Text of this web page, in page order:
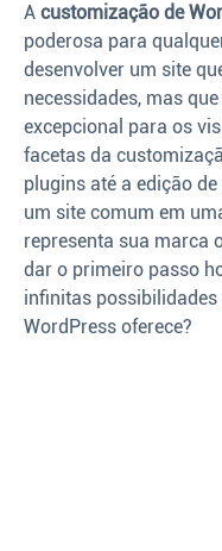
A customização de
poderosa para
desenvolver um site
necessidades, mas
excepcional para os
facetas da
plugins até a edição
um site comum em
representa sua marca
dar o primeiro passo
infinitas
WordPress oferece?